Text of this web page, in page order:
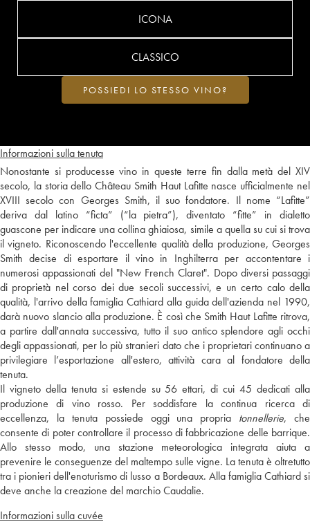
Informazioni sulla tenuta
Nonostante si producesse vino in queste terre fin dalla metà del XIV
secolo, la storia dello Château Smith Haut Lafitte nasce ufficialmente nel
XVIII secolo con Georges Smith, il suo fondatore. Il nome “Lafitte”
deriva dal latino “ficta” (“la pietra”), diventato “fitte” in dialetto
guascone per indicare una collina ghiaiosa, simile a quella su cui si trova
il vigneto. Riconoscendo l'eccellente qualità della produzione, Georges
Smith decise di esportare il vino in Inghilterra per accontentare i
numerosi appassionati del "New French Claret". Dopo diversi passaggi
di proprietà nel corso dei due secoli successivi, e un certo calo della
qualità, l'arrivo della famiglia Cathiard alla guida dell'azienda nel 1990,
darà nuovo slancio alla produzione. È così che Smith Haut Lafitte ritrova,
a partire dall'annata successiva, tutto il suo antico splendore agli occhi
degli appassionati, per lo più stranieri dato che i proprietari continuano a
privilegiare l’esportazione all'estero, attività cara al fondatore della
tenuta.
Il vigneto della tenuta si estende su 56 ettari, di cui 45 dedicati alla
produzione di vino rosso. Per soddisfare la continua ricerca di
eccellenza, la tenuta possiede oggi una propria tonnellerie, che
consente di poter controllare il processo di fabbricazione delle barrique.
Allo stesso modo, una stazione meteorologica integrata aiuta a
prevenire le conseguenze del maltempo sulle vigne. La tenuta è oltretutto
tra i pionieri dell'enoturismo di lusso a Bordeaux. Alla famiglia Cathiard si
deve anche la creazione del marchio Caudalie.
Informazioni sulla cuvée
ICONA
CLASSICO
POSSIEDI LO STESSO VINO?